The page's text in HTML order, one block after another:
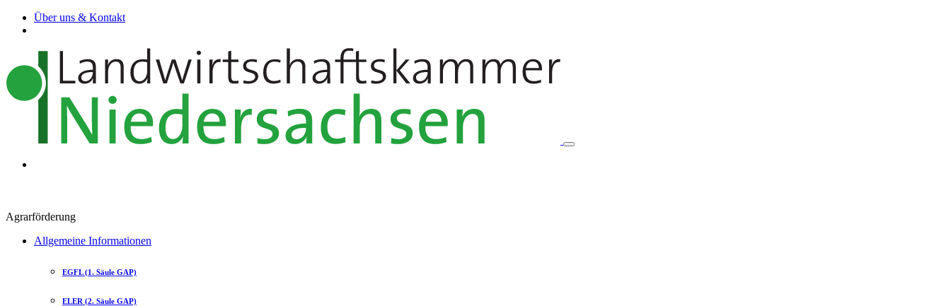
Über uns & Kontakt
Agrarförderung
Allgemeine Informationen
EGFL (1. Säule GAP)
ELER (2. Säule GAP)